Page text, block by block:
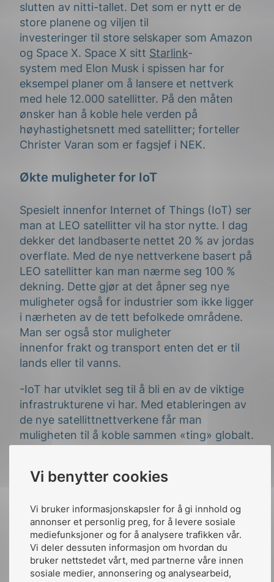
Vi benytter cookies
Vi bruker informasjonskapsler for å gi innhold og
annonser et personlig preg, for å levere sosiale
mediefunksjoner og for å analysere trafikken vår.
Vi deler dessuten informasjon om hvordan du
bruker nettstedet vårt, med partnerne våre innen
sosiale medier, annonsering og analysearbeid,
slutten av nitti-tallet. Det som er nytt er de
store planene og viljen til
investeringer til store selskaper som Amazon
og Space X. Space X sitt Starlink-
system med Elon Musk i spissen har for
eksempel planer om å lansere et nettverk
med hele 12.000 satellitter. På den måten
ønsker han å koble hele verden på
høyhastighetsnett med satellitter; forteller
Christer Varan som er fagsjef i NEK.
Økte muligheter for IoT
Spesielt innenfor Internet of Things (IoT) ser
man at LEO satellitter vil ha stor nytte. I dag
dekker det landbaserte nettet 20 % av jordas
overflate. Med de nye nettverkene basert på
LEO satellitter kan man nærme seg 100 %
dekning. Dette gjør at det åpner seg nye
muligheter også for industrier som ikke ligger
i nærheten av de tett befolkede områdene.
Man ser også stor muligheter
innenfor frakt og transport enten det er til
lands eller til vanns.
-IoT har utviklet seg til å bli en av de viktige
infrastrukturene vi har. Med etableringen av
de nye satellittnettverkene får man
muligheten til å koble sammen «ting» globalt.
bedre kvalitet;avslutter Christer Varan.
Under NEKs Ekom-konferanse vil du trreffe
Arvid Bertheau Johannessensom
SeniorrådgiverforSatellittkommunikasjon
i Norsk Romsenter. Han vil ta oss gjennom
den siste utviklingen innenforLEO satellitter